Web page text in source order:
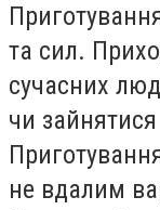
та сил.
сучасних
чи
не вдалим